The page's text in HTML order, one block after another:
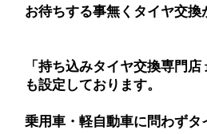
お待ちする事無くタイヤ交換
「持ち込みタイヤ交換専門
も設定しております。
乗用車・軽自動車に問わずタ